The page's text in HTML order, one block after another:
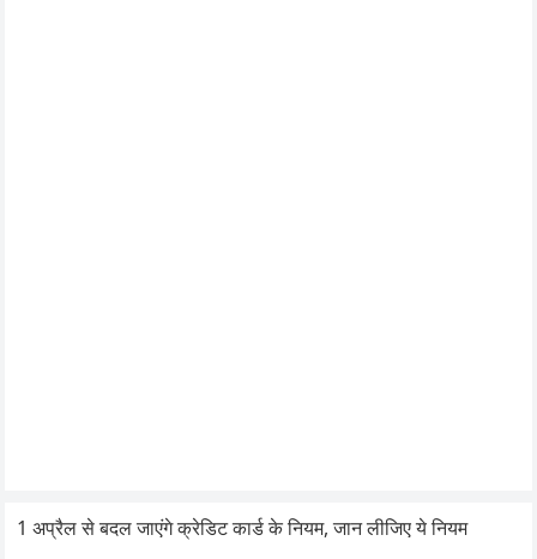
1 अप्रैल से बदल जाएंगे क्रेडिट कार्ड के नियम, जान लीजिए ये नियम